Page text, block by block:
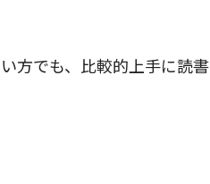
方でも、比較的上手に読書